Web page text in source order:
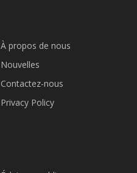
À propos de nous
Nouvelles
Contactez-nous
Privacy Policy